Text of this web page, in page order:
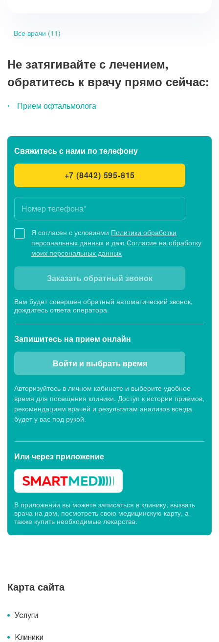
Все врачи (11)
Не затягивайте с лечением,
обратитесь к врачу прямо сейчас:
Прием офтальмолога
Свяжитесь с нами по телефону
+7 (8442) 595-815
Я согласен с условиями Политики обработки
персональных данных и даю Согласие на обработку
моих персональных данных
Заказать обратный звонок
Вам будет совершен обратный автоматический звонок,
дождитесь ответа оператора.
Запишитесь на прием онлайн
Войти и выбрать время
Авторизуйтесь в личном кабинете и выберите удобное
время для посещения клиники. Доступ к истории приемов,
рекомендациям врачей и результатам анализов всегда
будет у вас под рукой.
Или через приложение
В приложении вы можете записаться в клинику, вызвать
врача на дом, посмотреть свою медицинскую карту, а
также купить необходимые лекарства.
Карта сайта
Услуги
Клиники